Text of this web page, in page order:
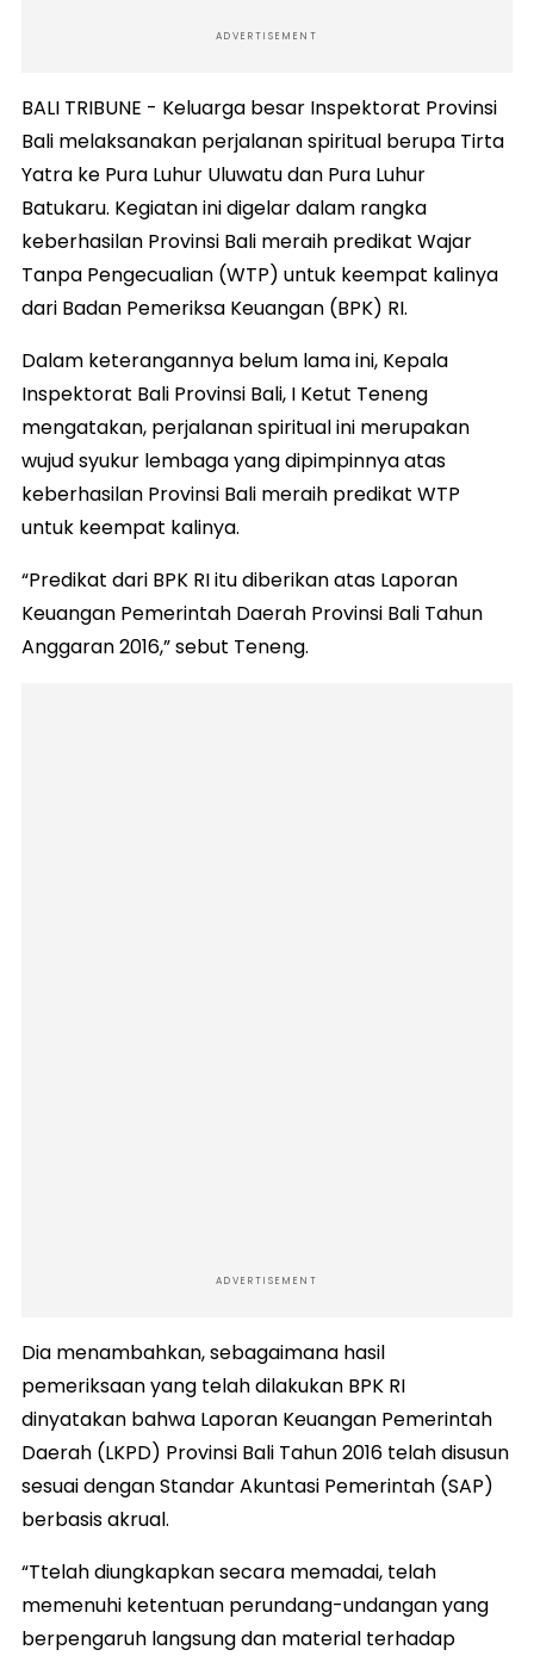
ADVERTISEMENT
BALI TRIBUNE - Keluarga besar Inspektorat Provinsi
Bali melaksanakan perjalanan spiritual berupa Tirta
Yatra ke Pura Luhur Uluwatu dan Pura Luhur
Batukaru. Kegiatan ini digelar dalam rangka
keberhasilan Provinsi Bali meraih predikat Wajar
Tanpa Pengecualian (WTP) untuk keempat kalinya
dari Badan Pemeriksa Keuangan (BPK) RI.
Dalam keterangannya belum lama ini, Kepala
Inspektorat Bali Provinsi Bali, I Ketut Teneng
mengatakan, perjalanan spiritual ini merupakan
wujud syukur lembaga yang dipimpinnya atas
keberhasilan Provinsi Bali meraih predikat WTP
untuk keempat kalinya.
“Predikat dari BPK RI itu diberikan atas Laporan
Keuangan Pemerintah Daerah Provinsi Bali Tahun
Anggaran 2016,” sebut Teneng.
ADVERTISEMENT
Dia menambahkan, sebagaimana hasil
pemeriksaan yang telah dilakukan BPK RI
dinyatakan bahwa Laporan Keuangan Pemerintah
Daerah (LKPD) Provinsi Bali Tahun 2016 telah disusun
sesuai dengan Standar Akuntasi Pemerintah (SAP)
berbasis akrual.
“Ttelah diungkapkan secara memadai, telah
memenuhi ketentuan perundang-undangan yang
berpengaruh langsung dan material terhadap